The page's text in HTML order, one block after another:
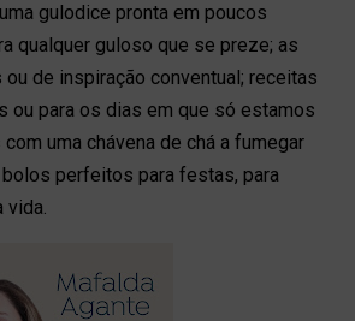
gulodice pronta em poucos
qualquer guloso que se preze; as
de inspiração conventual; receitas
ou para os dias em que só estamos
uma chávena de chá a fumegar
perfeitos para festas, para
vida.